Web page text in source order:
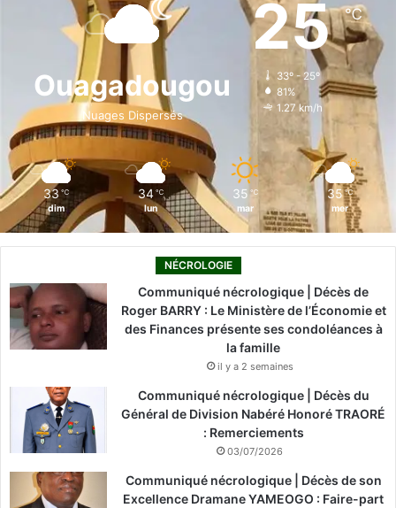
b
o
k
i
n
a
g
r
o
k
Ouagadougou
Nuages Dispersés
25℃
33º - 25º
81%
1.27 km/h
33 ℃
dim
34 ℃
lun
35 ℃
mar
35 ℃
mer
NÉCROLOGIE
Communiqué nécrologique | Décès de
Roger BARRY : Le Ministère de l’Économie et
des Finances présente ses condoléances à
la famille
il y a 2 semaines
Communiqué nécrologique | Décès du
Général de Division Nabéré Honoré TRAORÉ
: Remerciements
03/07/2026
Communiqué nécrologique | Décès de son
Excellence Dramane YAMEOGO : Faire-part